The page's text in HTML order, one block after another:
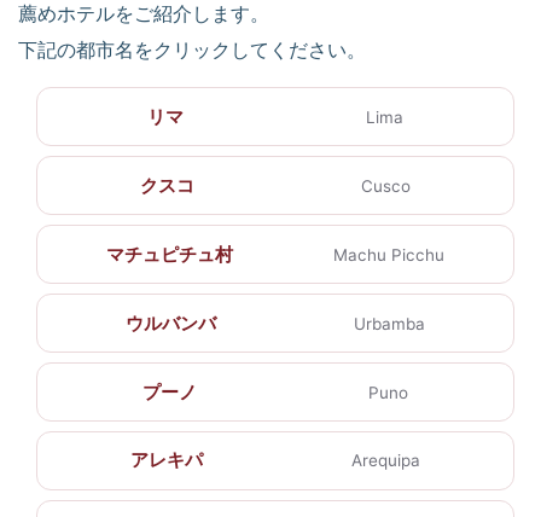
薦めホテルをご紹介します。
下記の都市名をクリックしてください。
リマ Lima
クスコ Cusco
マチュピチュ村 Machu Picchu
ウルバンバ Urbamba
プーノ Puno
アレキパ Arequipa